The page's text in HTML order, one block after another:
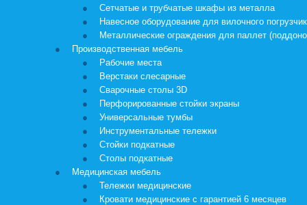
Сетчатые и трубчатые шкафы из металла
Навесное оборудование для вилочного
Металлические ограждения для паллет
Производственная мебель
Рабочие места
Верстаки слесарные
Сварочные столы 3D
Перфорированные стойки экраны
Универсальные тумбы
Инструментальные тележки
Стойки подкатные
Столы подкатные
Медицинская мебель
Тележки медицинские
Кровати медицинские с гарантией 6 месяцев